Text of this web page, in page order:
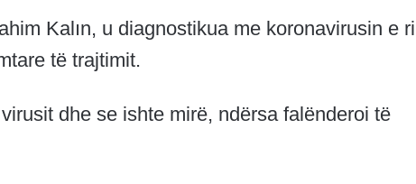
Kalın, u diagnostikua me koronavirusin e ri
të trajtimit.
dhe se ishte mirë, ndërsa falënderoi të